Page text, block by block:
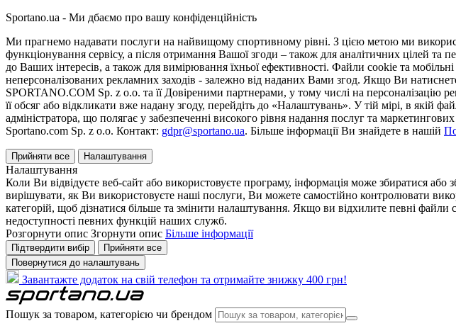
Sportano.ua - Ми дбаємо про вашу конфіденційність
Ми прагнемо надавати послуги на найвищому спортивному рівні. З цією метою ми
функціонування сервісу, а після отримання Вашої згоди – також для аналітичних цілей та
до Ваших інтересів, а також для вимірювання їхньої ефективності. Файли cookie та
неперсоналізованих рекламних заходів - залежно від наданих Вами згод. Якщо Ви
SPORTANO.COM Sp. z o.o. та її Довіреними партнерами, у тому числі на персоналізацію
її обсяг або відкликати вже надану згоду, перейдіть до «Налаштувань». У тій мірі, в якій
адміністратора, що полягає у забезпеченні високого рівня надання послуг та
Sportano.com Sp. z o.o. Контакт: gdpr@sportano.ua. Більше інформації Ви знайдете в нашій
Прийняти все Налаштування
Налаштування
Коли Ви відвідуєте веб-сайт або використовуєте програму, інформація може збиратися
вирішувати, як Ви використовуєте наші послуги, Ви можете самостійно контролювати
категорій, щоб дізнатися більше та змінити налаштування. Якщо ви відхилите певні
недоступності певних функцій наших служб.
Розгорнути опис Згорнути опис Більше інформації
Підтвердити вибір
Прийняти все
Повернутися до налаштувань
Завантажте додаток на свій телефон та отримайте знижку 400 грн!
Пошук за товаром, категорією чи брендом